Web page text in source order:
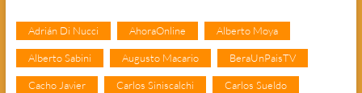
Adrián Di Nucci AhoraOnline Alberto Moya
Alberto Sabini Augusto Macario BeraUnPaisTV
Cacho Javier Carlos Siniscalchi Carlos Sueldo